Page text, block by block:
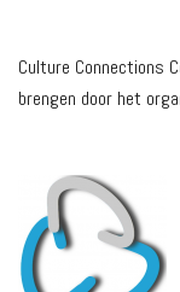
Culture Connections
brengen door het